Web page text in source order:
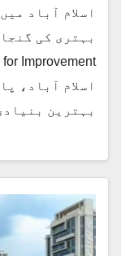
اسلام آباد
اسلام آباد،
بہترین